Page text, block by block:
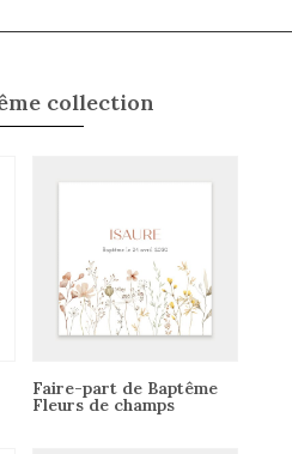
collection
Faire-part de Baptême
Fleurs de champs